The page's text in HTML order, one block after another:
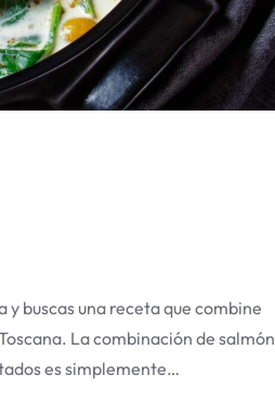
buscas una receta que combine
La combinación de salmón
es simplemente…